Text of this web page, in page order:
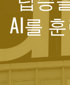
AI를